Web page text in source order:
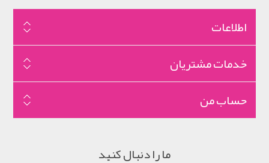
اطلاعات
خدمات مشتریان
حساب من
ما را دنبال کنید